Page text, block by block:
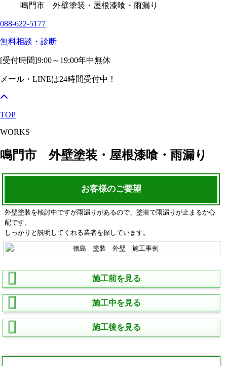
鳴門市 外壁塗装・屋根漆喰・雨漏り
088-622-5177
無料相談・診断
[受付時間]9:00～19:00年中無休
メール・LINEは24時間受付中！
TOP
WORKS
鳴門市 外壁塗装・屋根漆喰・雨漏り
お客様のご要望
外壁塗装を検討中ですが雨漏りがあるので、塗装で雨漏りが止まるか心
配です。
しっかりと説明してくれる業者を探しています。
施工前を見る
施工中を見る
施工後を見る